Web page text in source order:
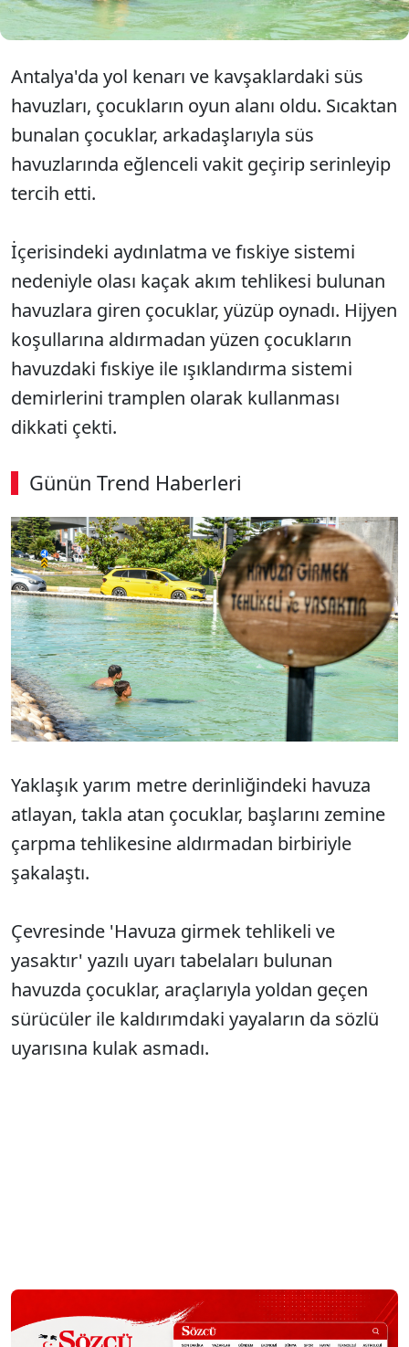
Antalya'da yol kenarı ve kavşaklardaki süs
havuzları, çocukların oyun alanı oldu. Sıcaktan
bunalan çocuklar, arkadaşlarıyla süs
havuzlarında eğlenceli vakit geçirip serinleyip
tercih etti.
İçerisindeki aydınlatma ve fıskiye sistemi
nedeniyle olası kaçak akım tehlikesi bulunan
havuzlara giren çocuklar, yüzüp oynadı. Hijyen
koşullarına aldırmadan yüzen çocukların
havuzdaki fıskiye ile ışıklandırma sistemi
demirlerini tramplen olarak kullanması
dikkati çekti.
Günün Trend Haberleri
Yaklaşık yarım metre derinliğindeki havuza
atlayan, takla atan çocuklar, başlarını zemine
çarpma tehlikesine aldırmadan birbiriyle
şakalaştı.
Çevresinde 'Havuza girmek tehlikeli ve
yasaktır' yazılı uyarı tabelaları bulunan
havuzda çocuklar, araçlarıyla yoldan geçen
sürücüler ile kaldırımdaki yayaların da sözlü
uyarısına kulak asmadı.